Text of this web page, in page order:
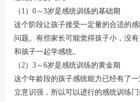
（1）0～3岁是感统训练的基础期
这个阶段让孩子接受一定量的合适的
问题。有些家长可能觉得孩子小，没
和孩子一起学感统。
（2）3～6岁是感统训练的黄金期
这个年龄段的孩子感统能力已经有了
立意识强，所以可以进行的感统训练